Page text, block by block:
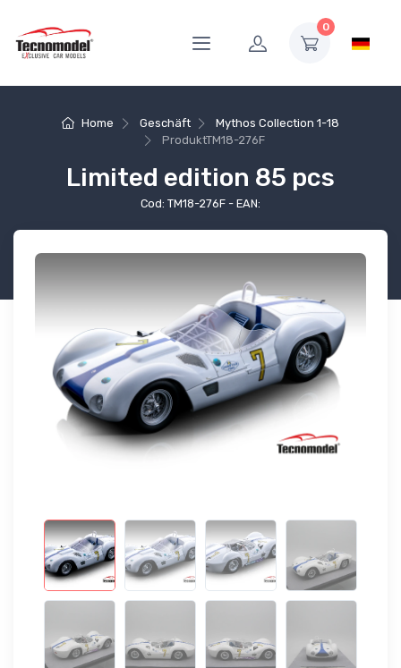
0
Home Geschäft
Mythos Collection 1-18
ProduktTM18-276F
Limited edition 85 pcs
Cod: TM18-276F - EAN: